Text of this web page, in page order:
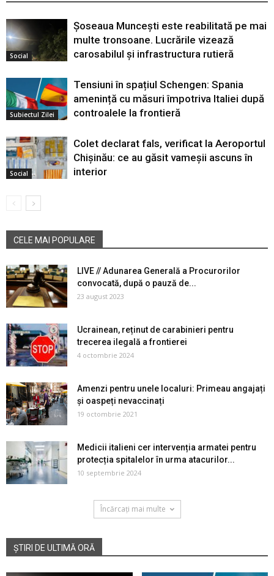
Social
Șoseaua Muncești este reabilitată pe mai
multe tronsoane. Lucrările vizează
carosabilul și infrastructura rutieră
Subiectul Zilei
Tensiuni în spațiul Schengen: Spania
amenință cu măsuri împotriva Italiei după
controalele la frontieră
Social
Colet declarat fals, verificat la Aeroportul
Chișinău: ce au găsit vameșii ascuns în
interior
CELE MAI POPULARE
LIVE // Adunarea Generală a Procurorilor
convocată, după o pauză de...
23 august 2023
Ucrainean, reținut de carabinieri pentru
trecerea ilegală a frontierei
4 octombrie 2024
Amenzi pentru unele localuri: Primeau angajați
și oaspeți nevaccinați
19 octombrie 2021
Medicii italieni cer intervenția armatei pentru
protecția spitalelor în urma atacurilor...
10 septembrie 2024
Încărcați mai multe
ȘTIRI DE ULTIMĂ ORĂ